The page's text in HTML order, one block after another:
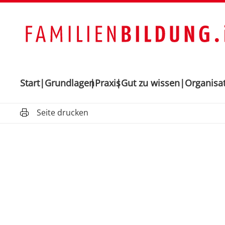
Start GrundlagenPraxisGut zu wissen
Seite drucken